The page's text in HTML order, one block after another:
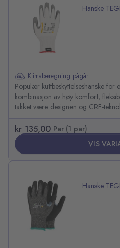
Hanske
Klimaberegning pågår
Populær kuttbeskyttelseshanske for
kombinasjon av høy komfort,
takket være designen og CRF-
VIS
kr 135,00 Par (1 par)
Hanske